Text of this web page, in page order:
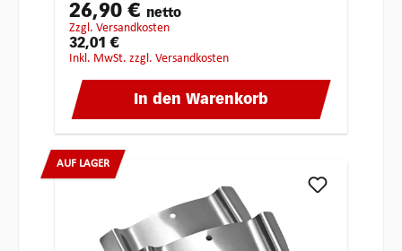
26,90 € netto
zzgl. Versandkosten
32,01 €
inkl. MwSt. zzgl. Versandkosten
In den Warenkorb
AUF LAGER